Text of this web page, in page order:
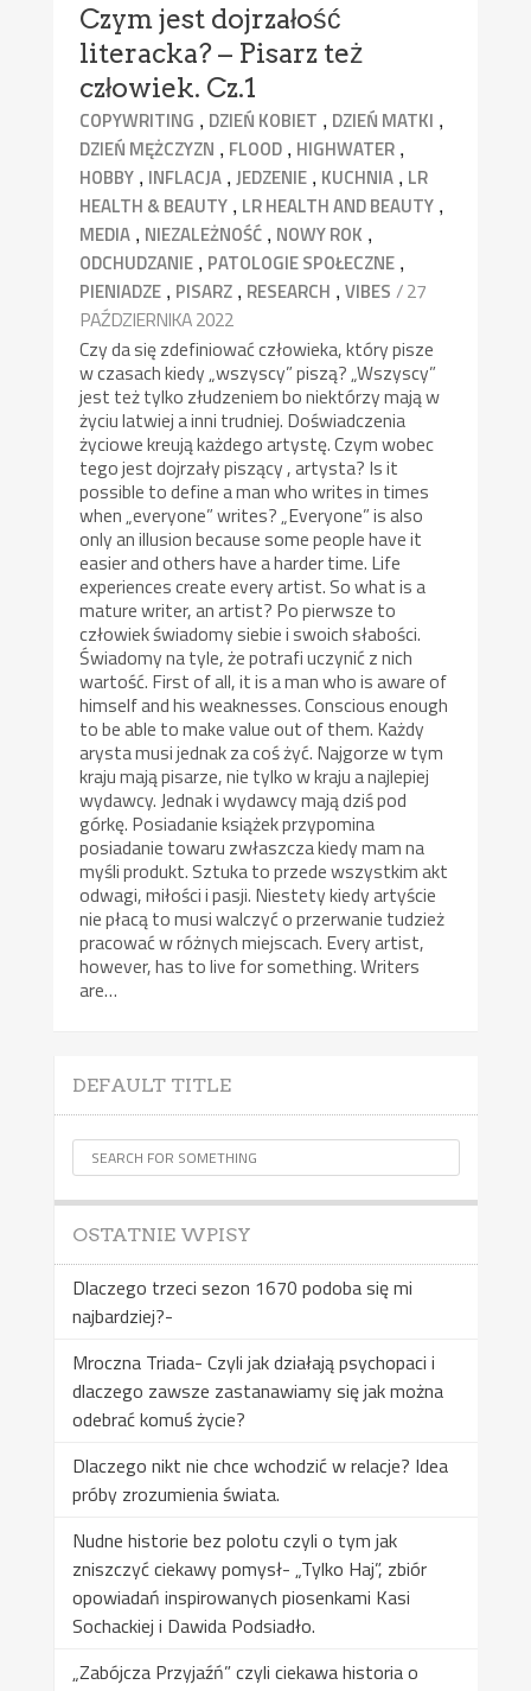
Czym jest dojrzałość
literacka? – Pisarz też
człowiek. Cz.1
COPYWRITING , DZIEŃ KOBIET , DZIEŃ MATKI ,
DZIEŃ MĘŻCZYZN , FLOOD , HIGHWATER ,
HOBBY , INFLACJA , JEDZENIE , KUCHNIA , LR
HEALTH & BEAUTY , LR HEALTH AND BEAUTY ,
MEDIA , NIEZALEŻNOŚĆ , NOWY ROK ,
ODCHUDZANIE , PATOLOGIE SPOŁECZNE ,
PIENIADZE , PISARZ , RESEARCH ,VIBES / 27
PAŹDZIERNIKA 2022
Czy da się zdefiniować człowieka, który pisze
w czasach kiedy „wszyscy” piszą? „Wszyscy”
jest też tylko złudzeniem bo niektórzy mają w
życiu latwiej a inni trudniej. Doświadczenia
życiowe kreują każdego artystę. Czym wobec
tego jest dojrzały piszący , artysta? Is it
possible to define a man who writes in times
when „everyone” writes? „Everyone” is also
only an illusion because some people have it
easier and others have a harder time. Life
experiences create every artist. So what is a
mature writer, an artist? Po pierwsze to
człowiek świadomy siebie i swoich słabości.
Świadomy na tyle, że potrafi uczynić z nich
wartość. First of all, it is a man who is aware of
himself and his weaknesses. Conscious enough
to be able to make value out of them. Każdy
arysta musi jednak za coś żyć. Najgorze w tym
kraju mają pisarze, nie tylko w kraju a najlepiej
wydawcy. Jednak i wydawcy mają dziś pod
górkę. Posiadanie książek przypomina
posiadanie towaru zwłaszcza kiedy mam na
myśli produkt. Sztuka to przede wszystkim akt
odwagi, miłości i pasji. Niestety kiedy artyście
nie płacą to musi walczyć o przerwanie tudzież
pracować w różnych miejscach. Every artist,
however, has to live for something. Writers
are…
DEFAULT TITLE
OSTATNIE WPISY
Dlaczego trzeci sezon 1670 podoba się mi
najbardziej?-
Mroczna Triada- Czyli jak działają psychopaci i
dlaczego zawsze zastanawiamy się jak można
odebrać komuś życie?
Dlaczego nikt nie chce wchodzić w relacje? Idea
próby zrozumienia świata.
Nudne historie bez polotu czyli o tym jak
zniszczyć ciekawy pomysł- „Tylko Haj”, zbiór
opowiadań inspirowanych piosenkami Kasi
Sochackiej i Dawida Podsiadło.
„Zabójcza Przyjaźń” czyli ciekawa historia o